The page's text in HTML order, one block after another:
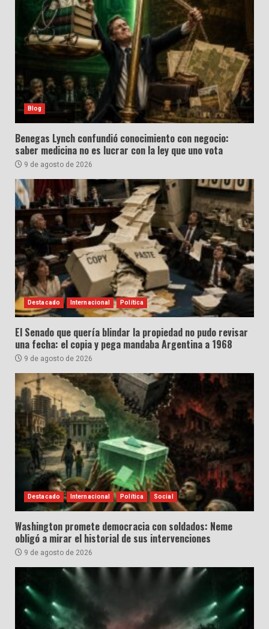
Blog
Benegas Lynch confundió conocimiento con negocio:
saber medicina no es lucrar con la ley que uno vota
9 de agosto de 2026
Destacado Internacional Política
El Senado que quería blindar la propiedad no pudo revisar
una fecha: el copia y pega mandaba Argentina a 1968
9 de agosto de 2026
Destacado Internacional Política Social
Washington promete democracia con soldados: Neme
obligó a mirar el historial de sus intervenciones
9 de agosto de 2026